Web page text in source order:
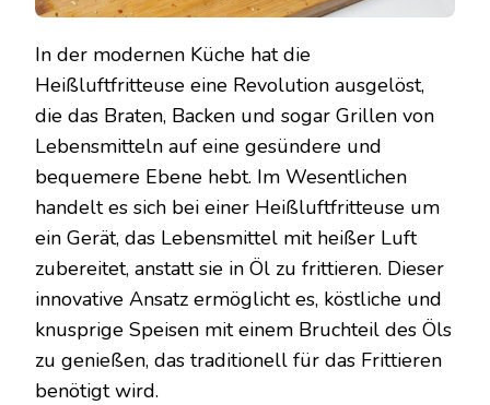
In der modernen Küche hat die
Heißluftfritteuse eine Revolution ausgelöst,
die das Braten, Backen und sogar Grillen von
Lebensmitteln auf eine gesündere und
bequemere Ebene hebt. Im Wesentlichen
handelt es sich bei einer Heißluftfritteuse um
ein Gerät, das Lebensmittel mit heißer Luft
zubereitet, anstatt sie in Öl zu frittieren. Dieser
innovative Ansatz ermöglicht es, köstliche und
knusprige Speisen mit einem Bruchteil des Öls
zu genießen, das traditionell für das Frittieren
benötigt wird.